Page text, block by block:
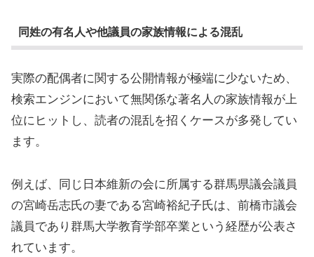
同姓の有名人や他議員の家族情報による混乱
実際の配偶者に関する公開情報が極端に少ないため、
検索エンジンにおいて無関係な著名人の家族情報が上
位にヒットし、読者の混乱を招くケースが多発してい
ます。
例えば、同じ日本維新の会に所属する群馬県議会議員
の宮崎岳志氏の妻である宮崎裕紀子氏は、前橋市議会
議員であり群馬大学教育学部卒業という経歴が公表さ
れています。